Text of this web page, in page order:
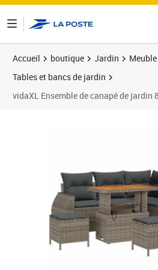
Accueil boutique Jardin
Tables et bancs de jardin
vidaXL Ensemble de canapé de jardin